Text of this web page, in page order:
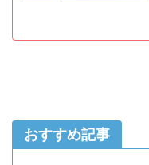
おすすめ記事